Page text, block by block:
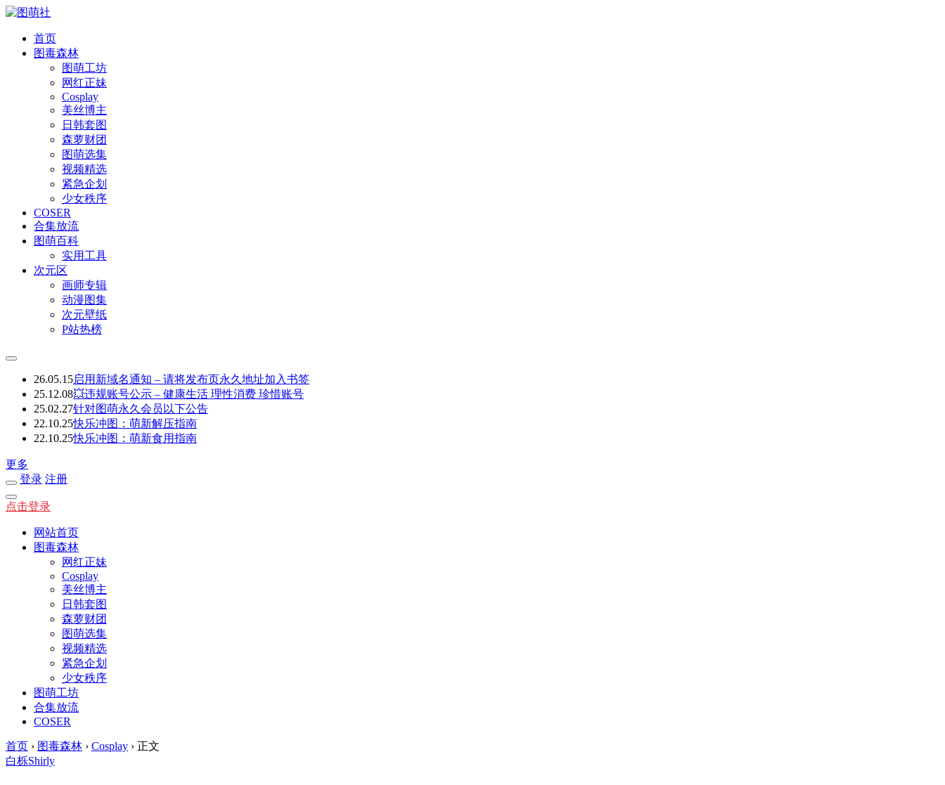
首页
图毒森林
图萌工坊
网红正妹
Cosplay
美丝博主
日韩套图
森萝财团
图萌选集
视频精选
紧急企划
少女秩序
COSER
合集放流
图萌百科
实用工具
次元区
画师专辑
动漫图集
次元壁纸
P站热榜
26.05.15启用新域名通知 – 请将发布页永久地址加入书签
25.12.08💥违规账号公示 – 健康生活 理性消费 珍惜账号
25.02.27针对图萌永久会员以下公告
22.10.25快乐冲图：萌新解压指南
22.10.25快乐冲图：萌新食用指南
更多
登录 注册
点击登录
网站首页
图毒森林
网红正妹
Cosplay
美丝博主
日韩套图
森萝财团
图萌选集
视频精选
紧急企划
少女秩序
图萌工坊
合集放流
COSER
首页 › 图毒森林 › Cosplay › 正文
白栎Shirly